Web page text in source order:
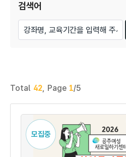
검색어
Total 42, Page 1/5
모집중